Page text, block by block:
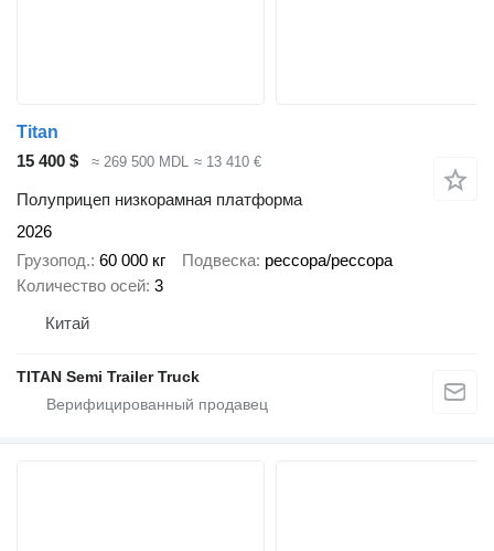
Titan
15 400 $
≈ 269 500 MDL ≈ 13 410 €
Полуприцеп низкорамная платформа
2026
Грузопод. 60 000 кг Подвеска рессора/рессора
Количество осей 3
Китай
TITAN Semi Trailer Truck